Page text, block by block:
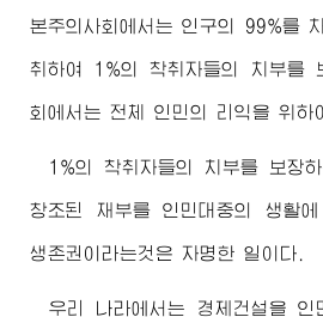
본주의사회에서는 인구의 99%를
취하여 1%의 착취자들의 치부를
회에서는 전체 인민의 리익을 위하
1%의 착취자들의 치부를 보장
창조된 재부를 인민대중의 생활
생존권이라는것은 자명한 일이다.
우리 나라에서는 경제건설을 인